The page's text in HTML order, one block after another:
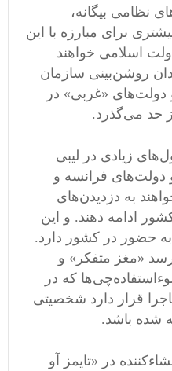
نظامی ‌بیگانه،
برای مبارزه با این
اسلامی ‌خواهند
روشن‌بینی سازمان
دولت‌های «غربی» در
حد می‌گذرد.
زیادی در لیبی
دولت‌های فرانسه و
به دزدیدن‌های
ادامه دهند. و این
حضور در کشور دارد.
«مغز متفکر» و
که در
قرار دارد شخصیتی
شده باشد.
در «تایمز آو